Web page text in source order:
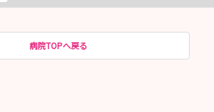
病院TOPへ戻る